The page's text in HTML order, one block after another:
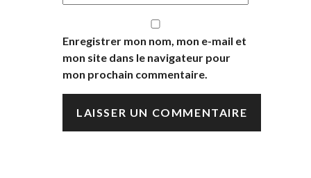
Enregistrer mon nom, mon e-mail et
mon site dans le navigateur pour
mon prochain commentaire.